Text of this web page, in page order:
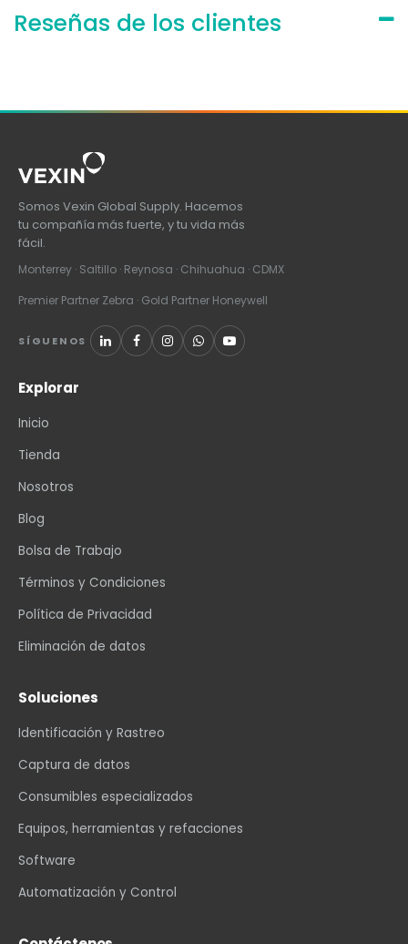
Reseñas de los clientes
Somos Vexin Global Supply. Hacemos
tu compañía más fuerte, y tu vida más
fácil.
Monterrey · Saltillo · Reynosa · Chihuahua · CDMX
Premier Partner Zebra · Gold Partner Honeywell
SÍGUENOS
Explorar
Inicio
Tienda
Nosotros
Blog
Bolsa de Trabajo
Términos y Condiciones
Política de Privacidad
Eliminación de datos
Soluciones
Identificación y Rastreo
Captura de datos
Consumibles especializados
Equipos, herramientas y refacciones
Software
Automatización y Control